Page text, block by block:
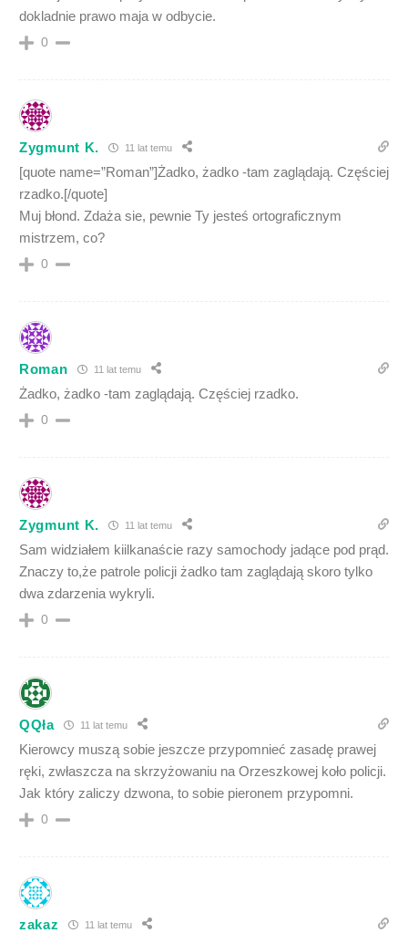
dokladnie prawo maja w odbycie.
0
Zygmunt K. 11 lat temu
[quote name=”Roman”]Żadko, żadko -tam zaglądają. Częściej
rzadko.[/quote]
Muj błond. Zdaża sie, pewnie Ty jesteś ortograficznym
mistrzem, co?
0
Roman 11 lat temu
Żadko, żadko -tam zaglądają. Częściej rzadko.
0
Zygmunt K. 11 lat temu
Sam widziałem kiilkanaście razy samochody jadące pod prąd.
Znaczy to,że patrole policji żadko tam zaglądają skoro tylko
dwa zdarzenia wykryli.
0
QQła 11 lat temu
Kierowcy muszą sobie jeszcze przypomnieć zasadę prawej
ręki, zwłaszcza na skrzyżowaniu na Orzeszkowej koło policji.
Jak który zaliczy dzwona, to sobie pieronem przypomni.
0
zakaz 11 lat temu